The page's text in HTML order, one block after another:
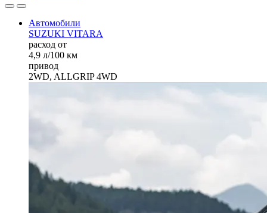
Автомобили
SUZUKI VITARA
расход от
4,9 л/100 км
привод
2WD, ALLGRIP 4WD